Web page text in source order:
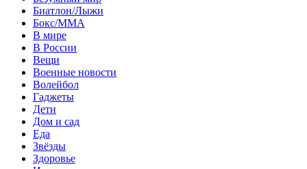
Биатлон/Лыжи
Бокс/MMA
В мире
В России
Вещи
Военные новости
Волейбол
Гаджеты
Дети
Дом и сад
Еда
Звёзды
Здоровье